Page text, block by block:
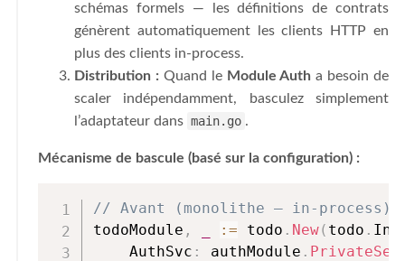
schémas formels — les définitions de contrats
génèrent automatiquement les clients HTTP en
plus des clients in-process.
Distribution : Quand le Module Auth a besoin de
scaler indépendamment, basculez simplement
l’adaptateur dans main.go .
Mécanisme de bascule (basé sur la configuration) :
// Avant (monolithe — in-process)
todoModule , := todo . New( todo .
    AuthSvc
: authModule .